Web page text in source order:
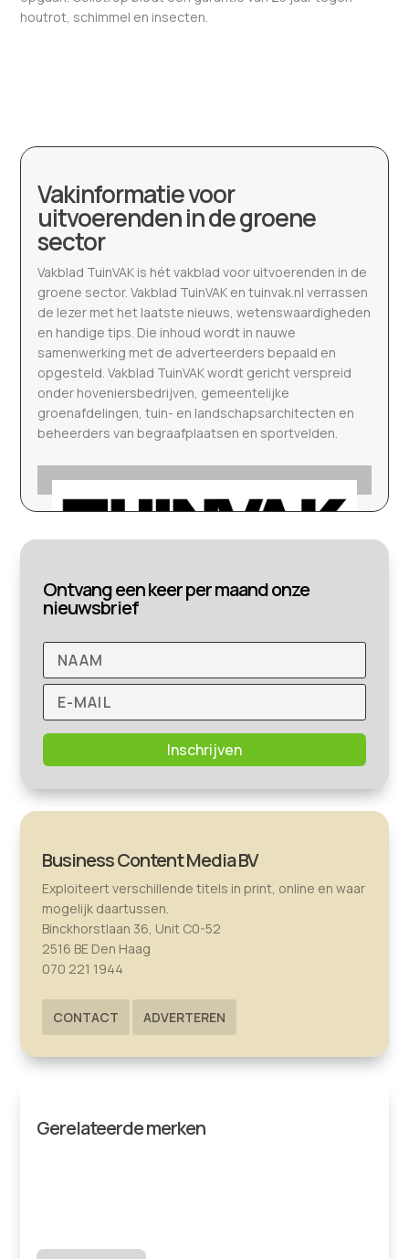
houtrot, schimmel en insecten.
Vakinformatie voor
uitvoerenden in de groene
sector
Vakblad TuinVAK is hét vakblad voor uitvoerenden in de
groene sector. Vakblad TuinVAK en tuinvak.nl verrassen
de lezer met het laatste nieuws, wetenswaardigheden
en handige tips. Die inhoud wordt in nauwe
samenwerking met de adverteerders bepaald en
opgesteld. Vakblad TuinVAK wordt gericht verspreid
onder hoveniersbedrijven, gemeentelijke
groenafdelingen, tuin- en landschapsarchitecten en
beheerders van begraafplaatsen en sportvelden.
Ontvang een keer per maand onze
nieuwsbrief
Inschrijven
Business Content Media BV
Exploiteert verschillende titels in print, online en waar
mogelijk daartussen.
Binckhorstlaan 36, Unit C0-52
2516 BE Den Haag
070 221 1944
CONTACT ADVERTEREN
Gerelateerde merken